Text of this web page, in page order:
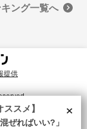
ング一覧へ
提供
ンツや広告配信を提供する
シー をご確認ください。×
ススメ】
ぜればいい?」